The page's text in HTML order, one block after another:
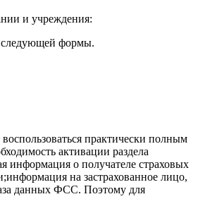
и учреждения:
следующей формы.
практически полным
активации раздела
информация о получателе страховых
на застрахованное лицо,
данных ФСС. Поэтому для